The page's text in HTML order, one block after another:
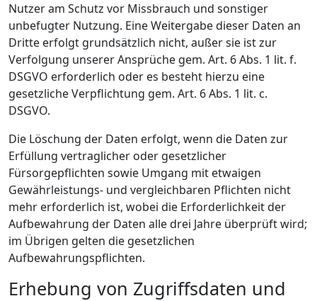
Nutzer am Schutz vor Missbrauch und sonstiger
unbefugter Nutzung. Eine Weitergabe dieser Daten an
Dritte erfolgt grundsätzlich nicht, außer sie ist zur
Verfolgung unserer Ansprüche gem. Art. 6 Abs. 1 lit. f.
DSGVO erforderlich oder es besteht hierzu eine
gesetzliche Verpflichtung gem. Art. 6 Abs. 1 lit. c.
DSGVO.
Die Löschung der Daten erfolgt, wenn die Daten zur
Erfüllung vertraglicher oder gesetzlicher
Fürsorgepflichten sowie Umgang mit etwaigen
Gewährleistungs- und vergleichbaren Pflichten nicht
mehr erforderlich ist, wobei die Erforderlichkeit der
Aufbewahrung der Daten alle drei Jahre überprüft wird;
im Übrigen gelten die gesetzlichen
Aufbewahrungspflichten.
Erhebung von Zugriffsdaten und